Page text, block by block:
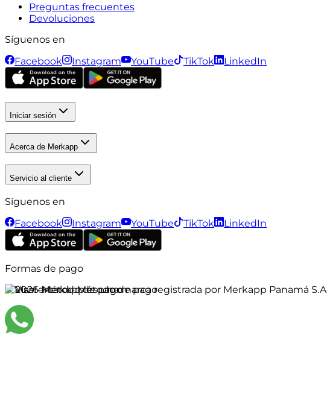
Preguntas frecuentes
Devoluciones
Síguenos en
Facebook
Instagram YouTube TikTok LinkedIn
Iniciar sesión
Acerca de Merkapp
Servicio al cliente
Síguenos en
Facebook
Instagram YouTube TikTok LinkedIn
Formas de pago
©2026Merkapp es una marca registrada por Merkapp Panamá S.A